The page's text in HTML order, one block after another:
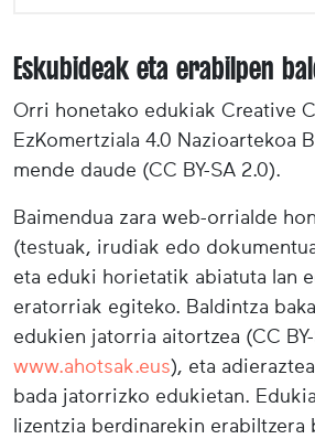
Eskubideak eta erabilpen
Orri honetako edukiak Creative
EzKomertziala 4.0 Nazioartekoa
mende daude (CC BY-SA 2.0).
Baimendua zara web-orrialde
(testuak, irudiak edo
eta eduki horietatik abiatuta lan
eratorriak egiteko. Baldintza
edukien jatorria aitortzea (CC
www.ahotsak.eus), eta
bada jatorrizko edukietan.
lizentzia berdinarekin erabiltzera